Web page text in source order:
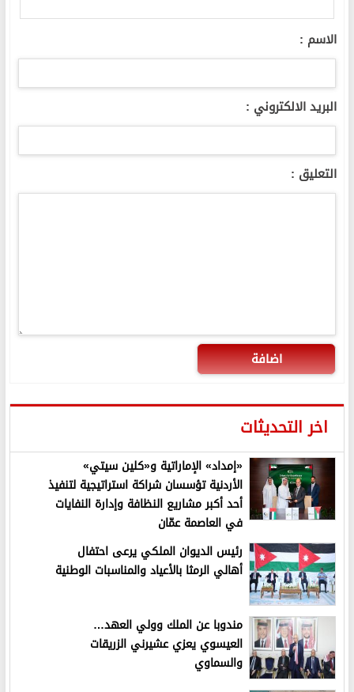
الاسم :
البريد الالكتروني :
التعليق :
اضافة
اخر التحديثات
«إمداد» الإماراتية و«كلين سيتي»
الأردنية تؤسسان شراكة استراتيجية لتنفيذ
أحد أكبر مشاريع النظافة وإدارة النفايات
في العاصمة عمّان
رئيس الديوان الملكي يرعى احتفال
أهالي الرمثا بالأعياد والمناسبات الوطنية
مندوبا عن الملك وولي العهد…
العيسوي يعزي عشيرني الزريقات
والسماوي